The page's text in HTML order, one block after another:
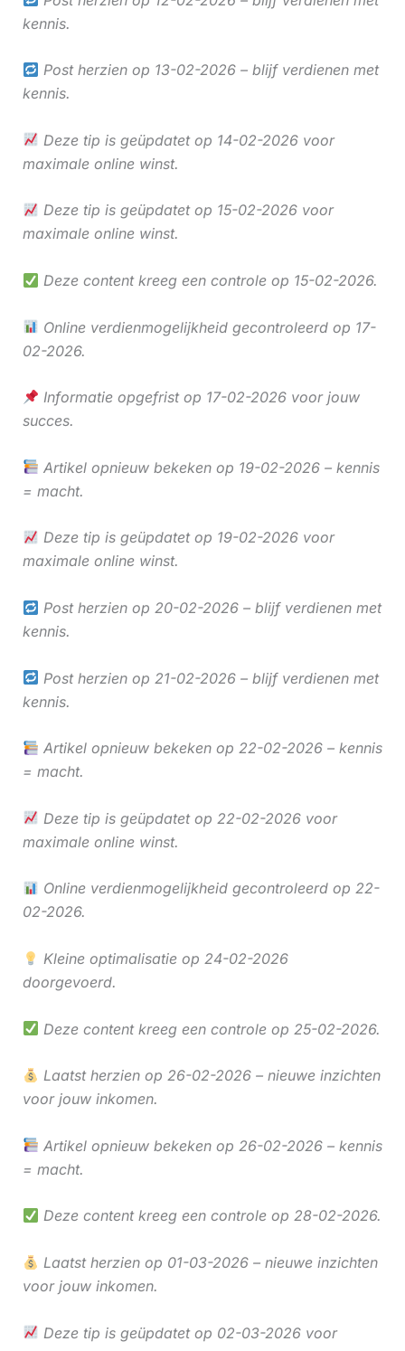
kennis.
Post herzien op 13-02-2026 – blijf verdienen met
kennis.
Deze tip is geüpdatet op 14-02-2026 voor
maximale online winst.
Deze tip is geüpdatet op 15-02-2026 voor
maximale online winst.
Deze content kreeg een controle op 15-02-2026.
Online verdienmogelijkheid gecontroleerd op 17-
02-2026.
Informatie opgefrist op 17-02-2026 voor jouw
succes.
Artikel opnieuw bekeken op 19-02-2026 – kennis
= macht.
Deze tip is geüpdatet op 19-02-2026 voor
maximale online winst.
Post herzien op 20-02-2026 – blijf verdienen met
kennis.
Post herzien op 21-02-2026 – blijf verdienen met
kennis.
Artikel opnieuw bekeken op 22-02-2026 – kennis
= macht.
Deze tip is geüpdatet op 22-02-2026 voor
maximale online winst.
Online verdienmogelijkheid gecontroleerd op 22-
02-2026.
Kleine optimalisatie op 24-02-2026
doorgevoerd.
Deze content kreeg een controle op 25-02-2026.
Laatst herzien op 26-02-2026 – nieuwe inzichten
voor jouw inkomen.
Artikel opnieuw bekeken op 26-02-2026 – kennis
= macht.
Deze content kreeg een controle op 28-02-2026.
Laatst herzien op 01-03-2026 – nieuwe inzichten
voor jouw inkomen.
Deze tip is geüpdatet op 02-03-2026 voor